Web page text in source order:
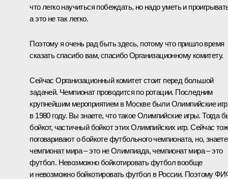
что легко научиться побеждать, но надо уметь и
а это не так легко.
Поэтому я очень рад быть здесь, потому что пришло время
сказать спасибо вам, спасибо Организационному комитету.
Сейчас Организационный комитет стоит перед большой
задачей. Чемпионат проводится по ротации. Последним
крупнейшим мероприятием в Москве были Олимпийские
в 1980 году. Вы знаете, что такое Олимпийские игры. Тогда
бойкот, частичный бойкот этих Олимпийских игр. Сейчас
поговаривают о бойкоте футбольного чемпионата, но,
чемпионат мира – это не Олимпиада, чемпионат мира – это
футбол. Невозможно бойкотировать футбол вообще
и невозможно бойкотировать футбол в России. Поэтому